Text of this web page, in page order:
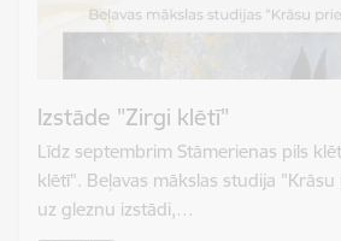
Izstāde "Zirgi klētī"
Līdz septembrim Stāmerienas pils
klētī". Beļavas mākslas studija
uz gleznu izstādi,…